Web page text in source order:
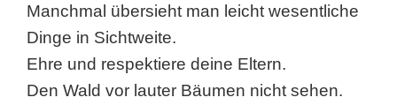
Manchmal übersieht man leicht wesentliche
Dinge in Sichtweite.
Ehre und respektiere deine Eltern.
Den Wald vor lauter Bäumen nicht sehen.